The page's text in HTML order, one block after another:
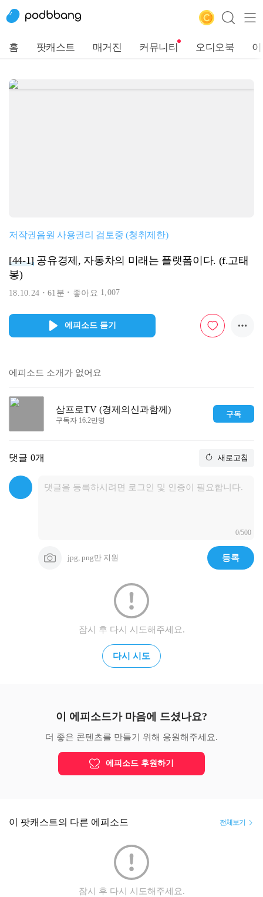
홈 팟캐스트 매거진 커뮤니티 오디오북
저작권음원 사용권리 검토중 (청취제한)
[44-1]공유경제, 자동차의 미래는 플랫폼이다. (f.고태
봉)
18.10.24 61분 좋아요 1,007
에피소드 듣기
에피소드 소개가 없어요
삼프로TV (경제의신과함께)
구독자 16.2만명
구독
댓글 0개 새로고침
0/500
jpg, png만 지원 등록
잠시 후 다시 시도해주세요.
다시 시도
이 에피소드가 마음에 드셨나요?
더 좋은 콘텐츠를 만들기 위해 응원해주세요.
에피소드 후원하기
이 팟캐스트의 다른 에피소드 전체보기
잠시 후 다시 시도해주세요.